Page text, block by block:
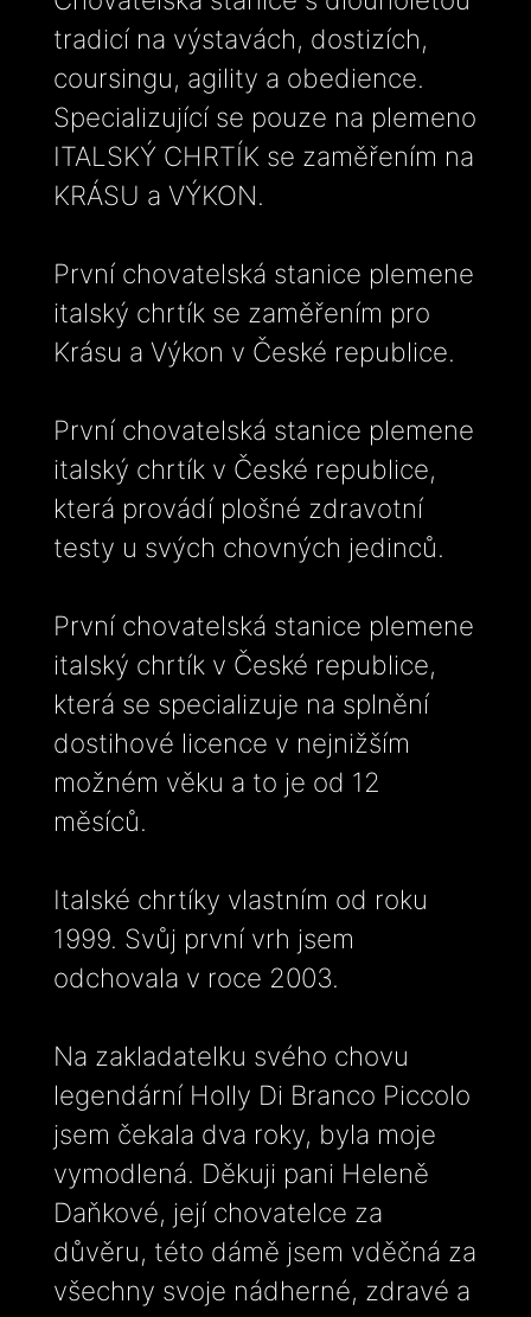
tradicí na výstavách, dostizích,
coursingu, agility a obedience.
Specializující se pouze na plemeno
ITALSKÝ CHRTÍK se zaměřením na
KRÁSU a VÝKON.
První chovatelská stanice plemene
italský chrtík se zaměřením pro
Krásu a Výkon v České republice.
První chovatelská stanice plemene
italský chrtík v České republice,
která provádí plošné zdravotní
testy u svých chovných jedinců.
První chovatelská stanice plemene
italský chrtík v České republice,
která se specializuje na splnění
dostihové licence v nejnižším
možném věku a to je od 12
měsíců.
Italské chrtíky vlastním od roku
1999. Svůj první vrh jsem
odchovala v roce 2003.
Na zakladatelku svého chovu
legendární Holly Di Branco Piccolo
jsem čekala dva roky, byla moje
vymodlená. Děkuji pani Heleně
Daňkové, její chovatelce za
důvěru, této dámě jsem vděčná za
všechny svoje nádherné, zdravé a